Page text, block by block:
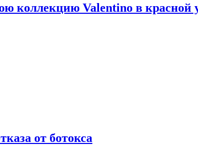
коллекцию Valentino в красной
от ботокса